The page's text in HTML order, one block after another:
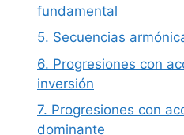
fundamental
5. Secuencias
6. Progresiones con
inversión
7. Progresiones con
dominante